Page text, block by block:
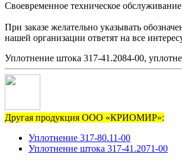
Своевременное техническое
При заказе желательно указывать
нашей организации ответят на все
Уплотнение штока 317-41.2084-00,
Другая продукция ООО «КРИОМИР»:
Уплотнение 317-80.11-00
Уплотнение штока 317-41.2071-00